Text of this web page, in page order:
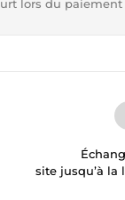
lors du paiement
site jusqu’à la